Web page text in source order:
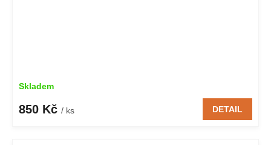
Skladem
850 Kč / ks DETAIL